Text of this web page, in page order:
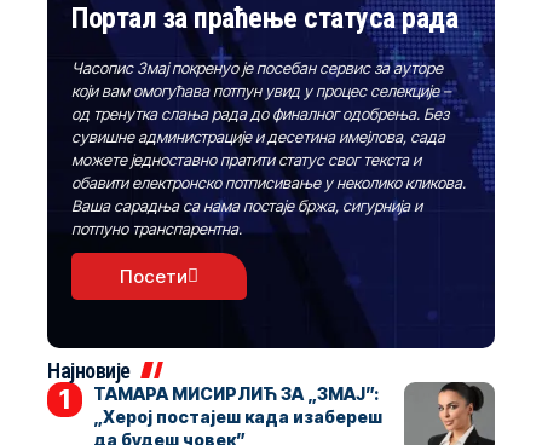
Портал за праћење статуса рада
Часопис Змај покренуо је посебан сервис за ауторе
који вам омогућава потпун увид у процес селекције –
од тренутка слања рада до финалног одобрења. Без
сувишне администрације и десетина имејлова, сада
можете једноставно пратити статус свог текста и
обавити електронско потписивање у неколико кликова.
Ваша сарадња са нама постаје бржа, сигурнија и
потпуно транспарентна.
Посети
Најновије
ТАМАРА МИСИРЛИЋ ЗА „ЗМАЈ”:
„Херој постајеш када изабереш
да будеш човек”